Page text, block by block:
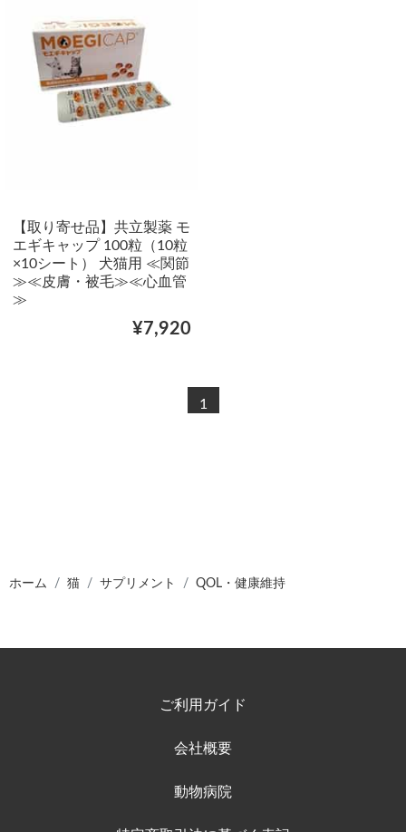
【取り寄せ品】共立製薬 モ
エギキャップ 100粒（10粒
×10シート） 犬猫用 ≪関節
≫≪皮膚・被毛≫≪心血管
≫
¥7,920
1
ホーム 猫 サプリメント QOL・健康維持
ご利用ガイド
会社概要
動物病院